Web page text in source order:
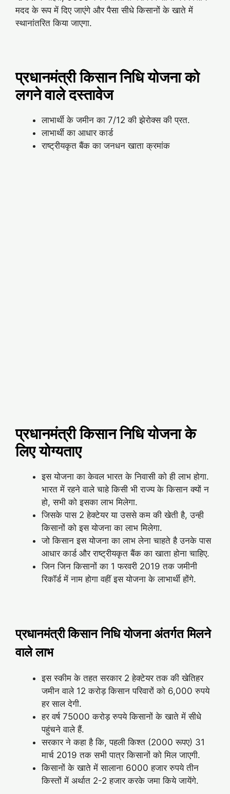
मदद के रूप में दिए जाएंगे और पैसा सीधे किसानों के खाते में
स्थानांतरित किया जाएगा.
प्रधानमंत्री किसान निधि योजना को
लगने वाले दस्तावेज
लाभार्थी के जमीन का 7/12 की झेरोक्स की प्रत.
लाभार्थी का आधार कार्ड
राष्ट्रीयकृत बैंक का जनधन खाता क्रमांक
प्रधानमंत्री किसान निधि योजना के
लिए योग्यताए
इस योजना का केवल भारत के निवासी को ही लाभ होगा.
भारत में रहने वाले चाहे किसी भी राज्य के किसान क्यों न
हो, सभी को इसका लाभ मिलेगा.
जिसके पास 2 हेक्टेयर या उससे कम की खेती है, उन्ही
किसानों को इस योजना का लाभ मिलेगा.
जो किसान इस योजना का लाभ लेना चाहते है उनके पास
आधार कार्ड और राष्ट्रीयकृत बैंक का खाता होना चाहिए.
जिन जिन किसानों का 1 फरवरी 2019 तक जमीनी
रिकॉर्ड में नाम होगा वहीं इस योजना के लाभार्थी होंगे.
प्रधानमंत्री किसान निधि योजना अंतर्गत मिलने
वाले लाभ
इस स्कीम के तहत सरकार 2 हेक्टेयर तक की खेतिहर
जमीन वाले 12 करोड़ किसान परिवारों को 6,000 रुपये
हर साल देगी.
हर वर्ष 75000 करोड़ रुपये किसानों के खाते में सीधे
पहुंचने वाले हैं.
सरकार ने कहा है कि, पहली किश्त (2000 रूपए) 31
मार्च 2019 तक सभी पात्र किसानों को मिल जाएगी.
किसानों के खाते में सालाना 6000 हजार रुपये तीन
किस्तों में अर्थात 2-2 हजार करके जमा किये जायेंगे.